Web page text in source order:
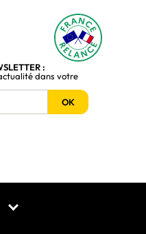
:
dans votre
OK